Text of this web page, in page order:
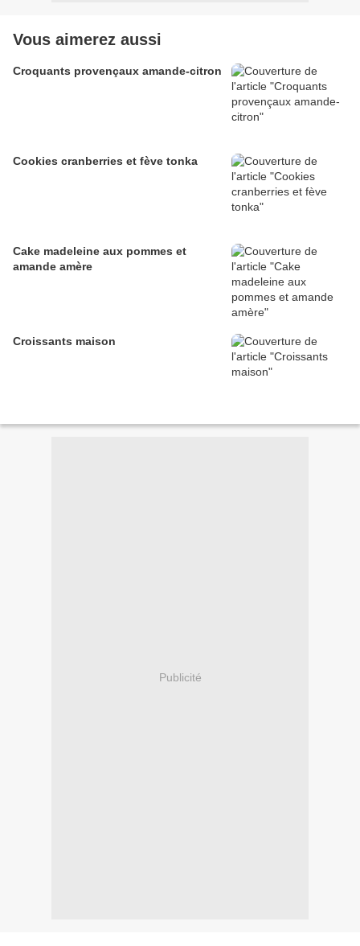
Vous aimerez aussi
Croquants provençaux amande-citron
Cookies cranberries et fève tonka
Cake madeleine aux pommes et
amande amère
Croissants maison
Publicité